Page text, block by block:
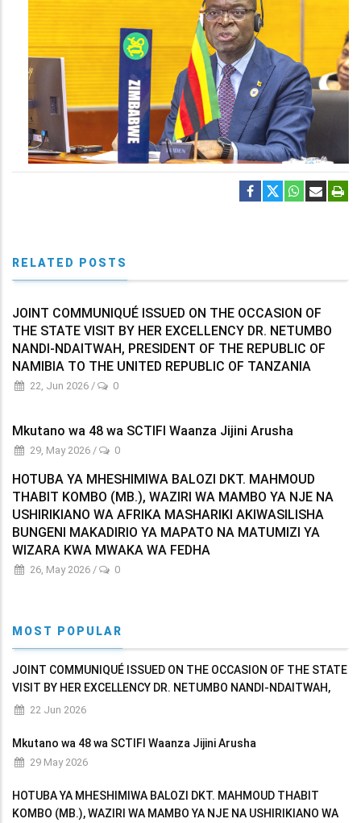
RELATED POSTS
JOINT COMMUNIQUÉ ISSUED ON THE OCCASION OF
THE STATE VISIT BY HER EXCELLENCY DR. NETUMBO
NANDI-NDAITWAH, PRESIDENT OF THE REPUBLIC OF
NAMIBIA TO THE UNITED REPUBLIC OF TANZANIA
22, Jun 2026 / 0
Mkutano wa 48 wa SCTIFI Waanza Jijini Arusha
29, May 2026 / 0
HOTUBA YA MHESHIMIWA BALOZI DKT. MAHMOUD
THABIT KOMBO (MB.), WAZIRI WA MAMBO YA NJE NA
USHIRIKIANO WA AFRIKA MASHARIKI AKIWASILISHA
BUNGENI MAKADIRIO YA MAPATO NA MATUMIZI YA
WIZARA KWA MWAKA WA FEDHA
26, May 2026 / 0
MOST POPULAR
JOINT COMMUNIQUÉ ISSUED ON THE OCCASION OF THE STATE
VISIT BY HER EXCELLENCY DR. NETUMBO NANDI-NDAITWAH,
PRESIDENT OF THE REPUBLIC OF NAMIBIA TO THE UNITED
22 Jun 2026
Mkutano wa 48 wa SCTIFI Waanza Jijini Arusha
29 May 2026
HOTUBA YA MHESHIMIWA BALOZI DKT. MAHMOUD THABIT
KOMBO (MB.), WAZIRI WA MAMBO YA NJE NA USHIRIKIANO WA